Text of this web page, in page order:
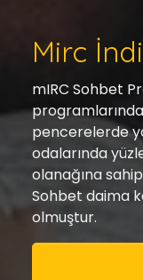
Mirc
mIRC Sohbet
pencerelerde
odalarında
olanağına
Sohbet daima
olmuştur.